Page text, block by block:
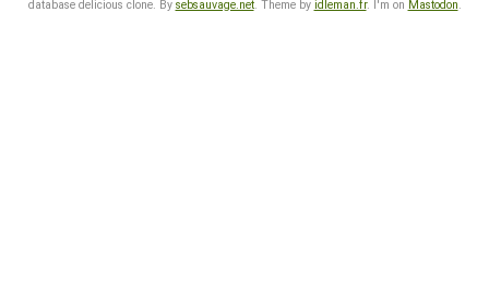
database delicious clone. By sebsauvage.net. Theme by idleman.fr. I'm on Mastodon.